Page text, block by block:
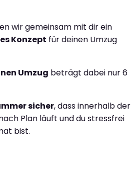
wir gemeinsam mit dir ein
Konzept für deinen Umzug
Umzug beträgt dabei nur 6
sicher, dass innerhalb der
Plan läuft und du stressfrei
bist.